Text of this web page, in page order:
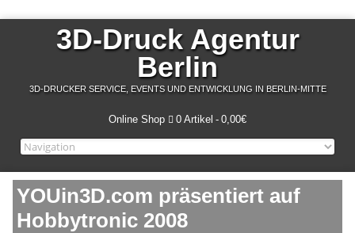
3D-Druck Agentur
Berlin
3D-DRUCKER SERVICE, EVENTS UND ENTWICKLUNG IN BERLIN-MITTE
Online Shop 0 Artikel 0,00€
YOUin3D.com präsentiert auf
Hobbytronic 2008